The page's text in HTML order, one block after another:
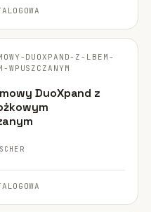
DUOXPAND-Z-LBEM-
WPUSZCZANYM
DuoXpand z